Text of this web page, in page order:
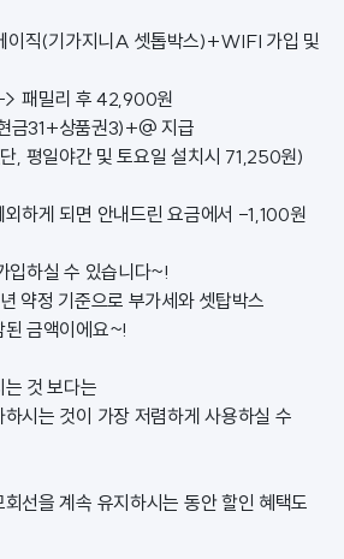
직(기가지니A 셋톱박스)+WIFI 가입 및
패밀리 후 42,900원
금31+상품권3)+@ 지급
, 평일야간 및 토요일 설치시 71,250원)
하게 되면 안내드린 요금에서 -1,100원
입하실 수 있습니다~!
약정 기준으로 부가세와 셋탑박스
된 금액이에요~!
것 보다는
시는 것이 가장 저렴하게 사용하실 수
선을 계속 유지하시는 동안 할인 혜택도